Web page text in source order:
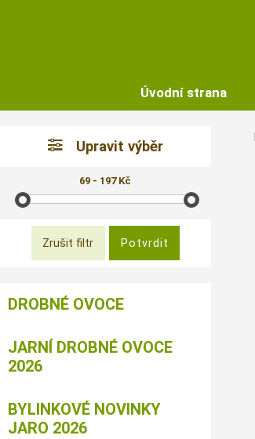
Úvodní strana
Upravit výběr
69 - 197 Kč
DROBNÉ OVOCE
JARNÍ DROBNÉ OVOCE
2026
BYLINKOVÉ NOVINKY
JARO 2026